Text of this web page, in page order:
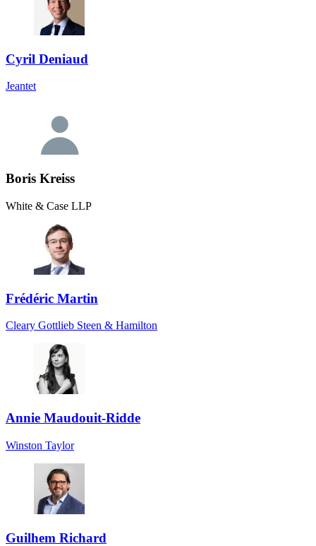
Cyril Deniaud
Jeantet
Boris Kreiss
White & Case LLP
Frédéric Martin
Cleary Gottlieb Steen & Hamilton
Annie Maudouit-Ridde
Winston Taylor
Guilhem Richard